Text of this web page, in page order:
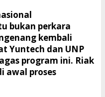
bukan perkara
kembali
Yuntech dan UNP
program ini. Riak
awal proses